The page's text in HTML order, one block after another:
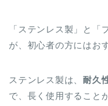
「ステンレス製」と「
が、初心者の方にはお
ステンレス製は、耐久
で、長く使用すること